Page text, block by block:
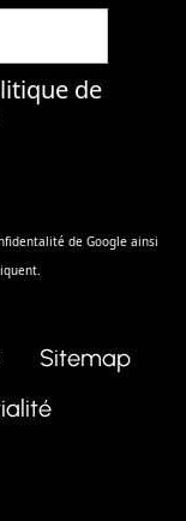
de
de Google ainsi
Sitemap